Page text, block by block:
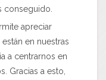
conseguido.
apreciar
en nuestras
a centrarnos en
Gracias a esto,